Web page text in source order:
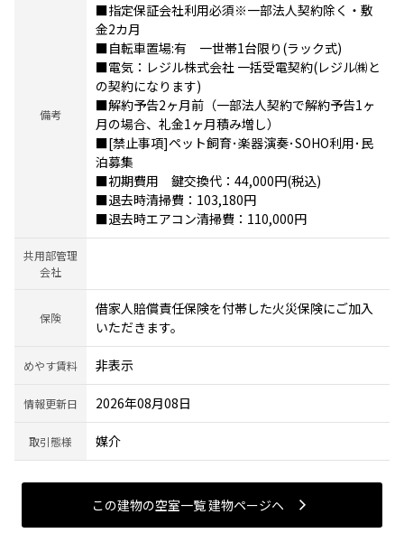
備考
■指定保証会社利用必須※一部法人契約除く・敷
金2カ月
■自転車置場:有 一世帯1台限り(ラック式)
■電気：レジル株式会社 一括受電契約(レジル㈱と
の契約になります)
■解約予告2ヶ月前（一部法人契約で解約予告1ヶ
月の場合、礼金1ヶ月積み増し）
■[禁止事項]ペット飼育･楽器演奏･SOHO利用･民
泊募集
■初期費用 鍵交換代：44,000円(税込)
■退去時清掃費：103,180円
■退去時エアコン清掃費：110,000円
共用部管理
会社
保険
借家人賠償責任保険を付帯した火災保険にご加入
いただきます。
めやす賃料 非表示
情報更新日 2026年08月08日
取引態様 媒介
この建物の空室一覧 建物ページヘ